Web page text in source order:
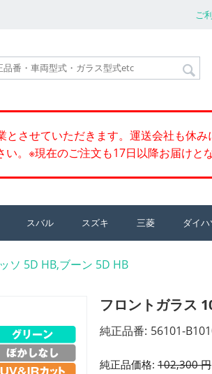
ご
させていただきます。運送会社も休
。※現在のご注文も17日以降お届けと
スバル スズキ 三菱 ダイハ
ソ 5D HB,ブーン 5D HB
フロントガラス
純正品番: 56101-
純正品価格: 102,300 円